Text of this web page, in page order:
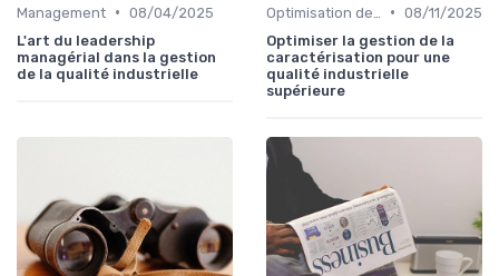
Management • 08/04/2025
L'art du leadership
managérial dans la gestion
de la qualité industrielle
• 08/11/2025
Optimiser la gestion de la
caractérisation pour une
qualité industrielle
supérieure